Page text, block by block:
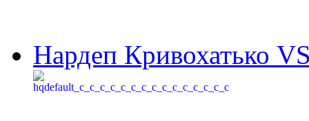
Нардеп Кривохатько